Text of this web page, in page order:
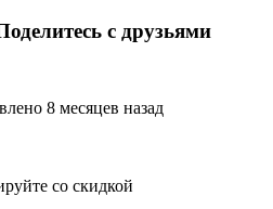
с друзьями
8 месяцев назад
со скидкой